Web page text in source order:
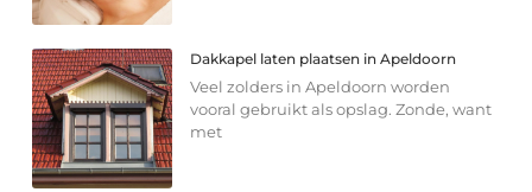
Dakkapel laten plaatsen in Apeldoorn
Veel zolders in Apeldoorn worden
vooral gebruikt als opslag. Zonde, want
met